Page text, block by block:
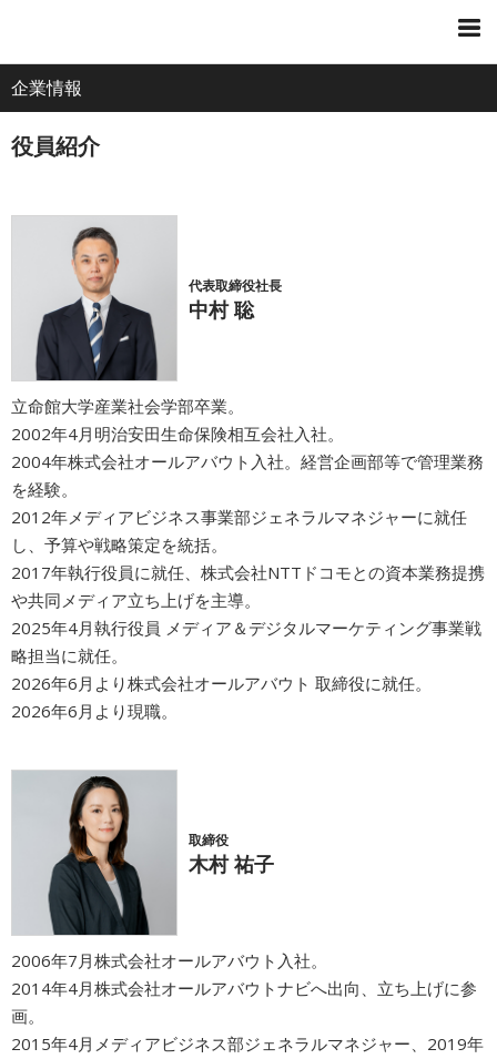
All
About
ホーム
企業情報
IR・投資家情報
サービス
採用情報
プレスリリース
広告商品のご案内
ソーシャルアカウント
閉じる
役員紹介
代表取締役社長
中村 聡
立命館大学産業社会学部卒業。
2002年4月明治安田生命保険相互会社入社。
2004年株式会社オールアバウト入社。経営企画部等で管理業務
を経験。
2012年メディアビジネス事業部ジェネラルマネジャーに就任
し、予算や戦略策定を統括。
2017年執行役員に就任、株式会社NTTドコモとの資本業務提携
や共同メディア立ち上げを主導。
2025年4月執行役員 メディア＆デジタルマーケティング事業戦
略担当に就任。
2026年6月より株式会社オールアバウト 取締役に就任。
2026年6月より現職。
取締役
木村 祐子
2006年7月株式会社オールアバウト入社。
2014年4月株式会社オールアバウトナビへ出向、立ち上げに参
画。
2015年4月メディアビジネス部ジェネラルマネジャー、2019年
企業情報